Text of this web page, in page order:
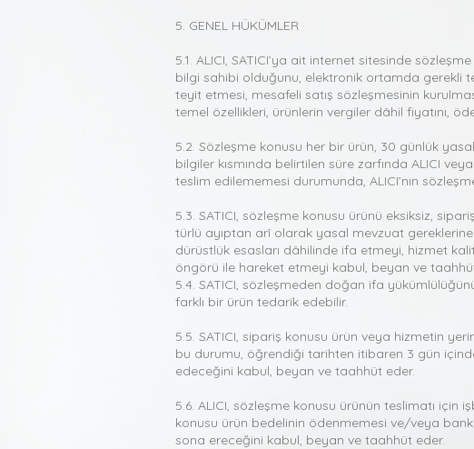
5. GENEL HÜKÜMLER
5.1. ALICI, SATICI’ya ait internet sitesinde
bilgi sahibi olduğunu, elektronik ortamda gerekli
teyit etmesi, mesafeli satış sözleşmesinin
temel özellikleri, ürünlerin vergiler dâhil fiyatını,
5.2. Sözleşme konusu her bir ürün, 30 günlük
bilgiler kısmında belirtilen süre zarfında ALICI
teslim edilememesi durumunda, ALICI’nın
5.3. SATICI, sözleşme konusu ürünü eksiksiz,
türlü ayıptan arî olarak yasal mevzuat
dürüstlük esasları dâhilinde ifa etmeyi, hizmet
öngörü ile hareket etmeyi kabul, beyan ve
5.4. SATICI, sözleşmeden doğan ifa
farklı bir ürün tedarik edebilir.
5.5. SATICI, sipariş konusu ürün veya hizmetin
bu durumu, öğrendiği tarihten itibaren 3 gün
edeceğini kabul, beyan ve taahhüt eder.
5.6. ALICI, sözleşme konusu ürünün teslimatı
konusu ürün bedelinin ödenmemesi ve/veya
sona ereceğini kabul, beyan ve taahhüt eder.